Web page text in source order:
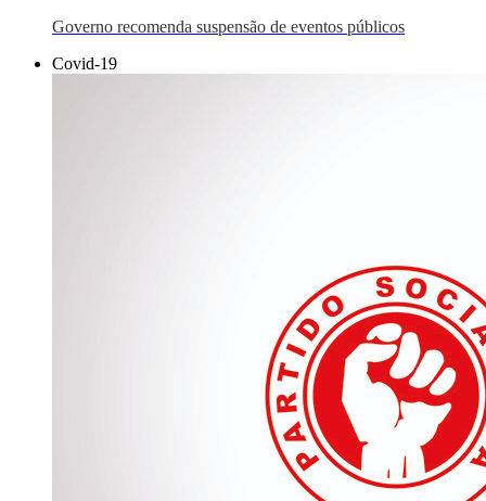
Governo recomenda suspensão de eventos públicos
Covid-19